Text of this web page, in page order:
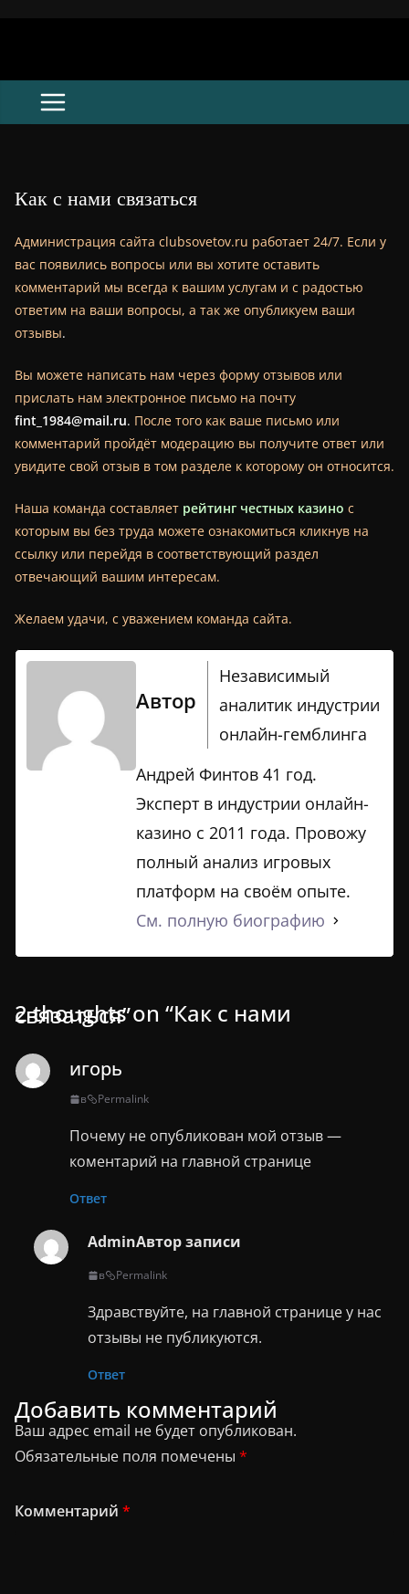
Как с нами связаться
Администрация сайта clubsovetov.ru работает 24/7. Если у
вас появились вопросы или вы хотите оставить
комментарий мы всегда к вашим услугам и с радостью
ответим на ваши вопросы, а так же опубликуем ваши
отзывы.
Вы можете написать нам через форму отзывов или
прислать нам электронное письмо на почту
fint_1984@mail.ru. После того как ваше письмо или
комментарий пройдёт модерацию вы получите ответ или
увидите свой отзыв в том разделе к которому он относится.
Наша команда составляет рейтинг честных казино с
которым вы без труда можете ознакомиться кликнув на
ссылку или перейдя в соответствующий раздел
отвечающий вашим интересам.
Желаем удачи, с уважением команда сайта.
Автор
Независимый
аналитик индустрии
онлайн-гемблинга
Андрей Финтов 41 год.
Эксперт в индустрии онлайн-
казино с 2011 года. Провожу
полный анализ игровых
платформ на своём опыте.
См. полную биографию
2 thoughts on “
Как с нами связаться”
игорь
в Permalink
Почему не опубликован мой отзыв —
коментарий на главной странице
Ответ
AdminАвтор записи
в Permalink
Здравствуйте, на главной странице у нас
отзывы не публикуются.
Ответ
Добавить комментарий
Ваш адрес email не будет опубликован.
Обязательные поля помечены *
Комментарий *